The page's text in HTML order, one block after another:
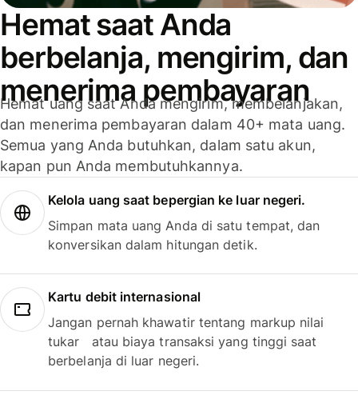
Hemat saat Anda
berbelanja, mengirim, dan
menerima pembayaran
Hemat uang saat Anda mengirim, membelanjakan,
dan menerima pembayaran dalam 40+ mata uang.
Semua yang Anda butuhkan, dalam satu akun,
kapan pun Anda membutuhkannya.
Kelola uang saat bepergian ke luar negeri.
Simpan mata uang Anda di satu tempat, dan
konversikan dalam hitungan detik.
Kartu debit internasional
Jangan pernah khawatir tentang markup nilai
tukar atau biaya transaksi yang tinggi saat
berbelanja di luar negeri.